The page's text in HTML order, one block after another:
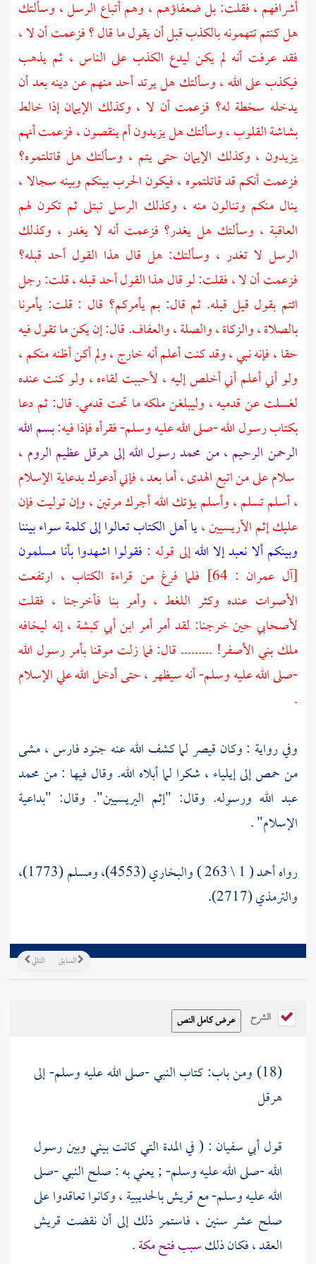
أشرافهم ، فقلت: بل ضعفاؤهم ، وهم أتباع الرسل ، وسألتك
هل كنتم تتهمونه بالكذب قبل أن يقول ما قال ؟ فزعمت أن لا ،
فقد عرفت أنه لم يكن ليدع الكذب على الناس ، ثم يذهب
فيكذب على الله ، وسألتك هل يرتد أحد منهم عن دينه بعد أن
يدخله سخطة له؟ فزعمت أن لا ، وكذلك الإيمان إذا خالط
بشاشة القلوب ، وسألتك هل يزيدون أم ينقصون ، فزعمت أنهم
يزيدون ، وكذلك الإيمان حتى يتم ، وسألتك هل قاتلتموه؟
فزعمت أنكم قد قاتلتموه ، فيكون الحرب بينكم وبينه سجالا ،
ينال منكم وتنالون منه ، وكذلك الرسل تبتلى ثم تكون لهم
العاقبة ، وسألتك هل يغدر؟ فزعمت أنه لا يغدر ، وكذلك
الرسل لا تغدر ، وسألتك: هل قال هذا القول أحد قبله؟
فزعمت أن لا ، فقلت: لو قال هذا القول أحد قبله ، قلت: رجل
ائتم بقول قيل قبله. ثم قال: بم يأمركم؟ قال : قلت: يأمرنا
بالصلاة ، والزكاة ، والصلة ، والعفاف. قال: إن يكن ما تقول فيه
حقا ، فإنه نبي ، وقد كنت أعلم أنه خارج ، ولم أكن أظنه منكم ،
ولو أني أعلم أني أخلص إليه ، لأحببت لقاءه ، ولو كنت عنده
لغسلت عن قدميه ، وليبلغن ملكه ما تحت قدمي. قال: ثم دعا
بكتاب رسول الله -صلى الله عليه وسلم- فقرأه فإذا فيه:بسم الله
الرحمن الرحيم ، من محمد رسول الله إلىهرقلعظيم الروم ،
سلام على من اتبع الهدى ، أما بعد ، فإني أدعوك بدعاية الإسلام
، أسلم تسلم ، وأسلم يؤتك الله أجرك مرتين ، وإن توليت فإن
عليك إثم الأريسيين ،يا أهل الكتاب تعالوا إلى كلمة سواء بيننا
وبينكم ألا نعبد إلا اللهإلى قوله : فقولوا اشهدوا بأنا مسلمون
[آل عمران : 64] فلما فرغ من قراءة الكتاب ، ارتفعت
الأصوات عنده وكثر اللغط ، وأمر بنا فأخرجنا ، فقلت
لأصحابي حين خرجنا: لقد أمر أمر ابن أبي كبشة ، إنه ليخافه
ملكبني الأصفر! ......... قال: فما زلت موقنا بأمر رسول الله
-صلى الله عليه وسلم- أنه سيظهر ، حتى أدخل الله علي الإسلام
.
وفي رواية : وكان قيصرلما كشف الله عنه جنودفارس ،مشى
منحمصإلىإيلياء ، شكرا لما أبلاه الله. وقال فيها : من محمد
عبد الله ورسوله. وقال: "إثم اليريسيين". وقال: "بداعية
الإسلام" .
رواه أحمد ( 1 \ 263 ) والبخاري (4553)، ومسلم (1773)،
والترمذي (2717).
التالي السابق
الشرح
(18) ومن باب: كتاب النبي -صلى الله عليه وسلم- إلى
هرقل
قولأبي سفيان : ( في المدة التي كانت بيني وبين رسول
الله -صلى الله عليه وسلم- ; يعني به : صلح النبي -صلى
الله عليه وسلم- معقريشبالحديبية، وكانوا تعاقدوا على
صلح عشر سنين ، فاستمر ذلك إلى أن نقضت قريش
العقد ، فكان ذلكسبب فتح مكة.